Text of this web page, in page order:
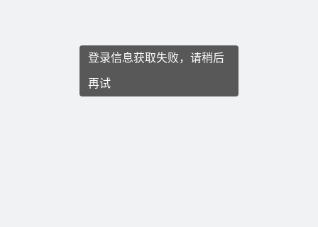
登录信息获取失败，请稍后
再试